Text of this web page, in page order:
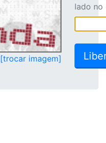
[trocar imagem]
lado no